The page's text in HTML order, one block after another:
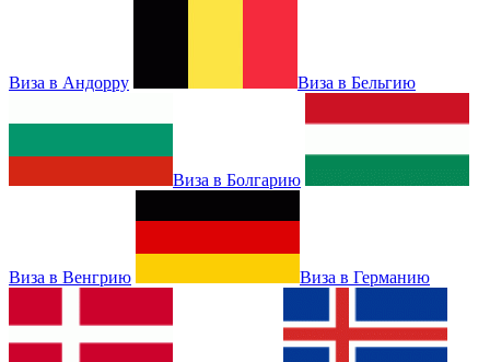
Виза в Андорру Виза в Бельгию
Виза в Болгарию
Виза в Венгрию Виза в Германию